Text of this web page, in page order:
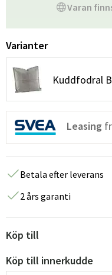
Varan
Varianter
Kuddfodral
Leasing
Betala efter leverans
2 års garanti
Köp till
Köp till innerkudde